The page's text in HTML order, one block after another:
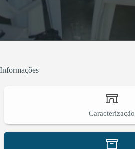
Informações
Caracterização